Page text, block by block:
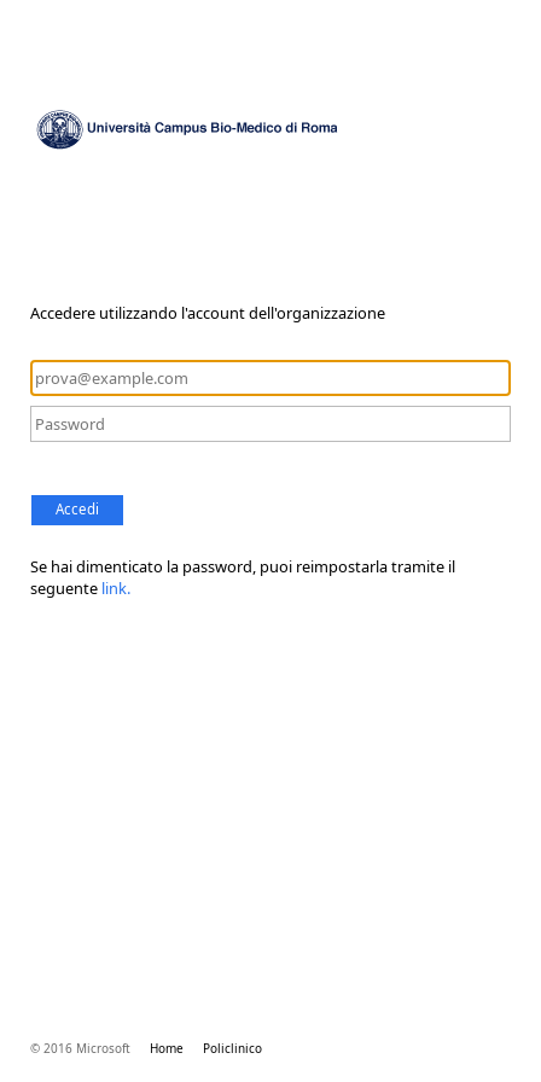
Accedere utilizzando l'account dell'organizzazione
Accedi
Se hai dimenticato la password, puoi reimpostarla tramite il
seguente link.
© 2016 Microsoft Home Policlinico